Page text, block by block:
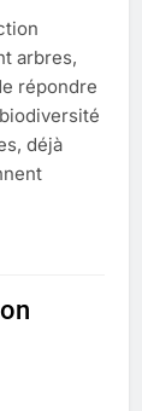
arbres,
répondre
déjà